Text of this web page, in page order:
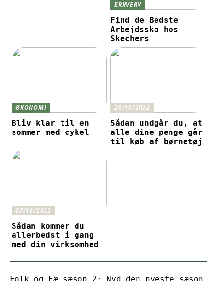
ERHVERV
Find de Bedste
Arbejdssko hos
Skechers
ØKONOMI
Bliv klar til en
sommer med cykel
20/10/2022
Sådan undgår du, at
alle dine penge går
til køb af børnetøj
07/10/2022
Sådan kommer du
allerbedst i gang
med din virksomhed
Folk og Fæ sæson 2: Nyd den nyeste sæson